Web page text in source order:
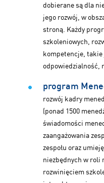
dobierane są dla
jego rozwój, w
stroną. Każdy
szkoleniowych,
kompetencje,
odpowiedzialność,
program
rozwój kadry
(ponad 1500
świadomości
zaangażowania
zespołu oraz
niezbędnych w roli
rozwinięciem